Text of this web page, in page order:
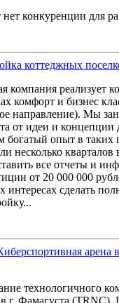
конкуренции для
коттеджных
компания реализует
комфорт и бизнес
направление). Мы
от идеи и
опыт в таких
несколько кварталов
все отчеты и
от 20 000 000
интересах сделать
арена в
технологичного
г. Фамагуста (TRNC).